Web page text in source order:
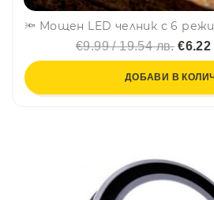
€9.99 / 19.54 лв.€6.22
ДОБАВИ В